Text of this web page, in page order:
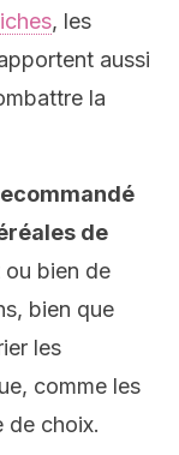
, les
aussi
la
de
bien de
bien que
les
comme les
de choix.